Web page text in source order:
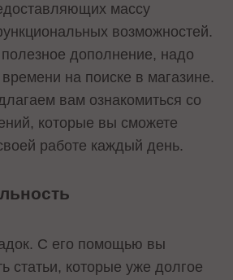
массу
возможностей.
дополнение, надо
на поиске в магазине.
вам ознакомиться со
которые вы сможете
работе каждый день.
С его помощью вы
статьи, которые уже долгое